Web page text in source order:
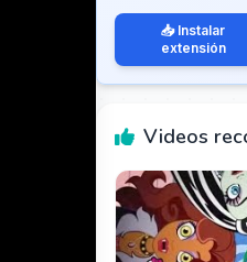
📥 Instalar
extensión
Videos